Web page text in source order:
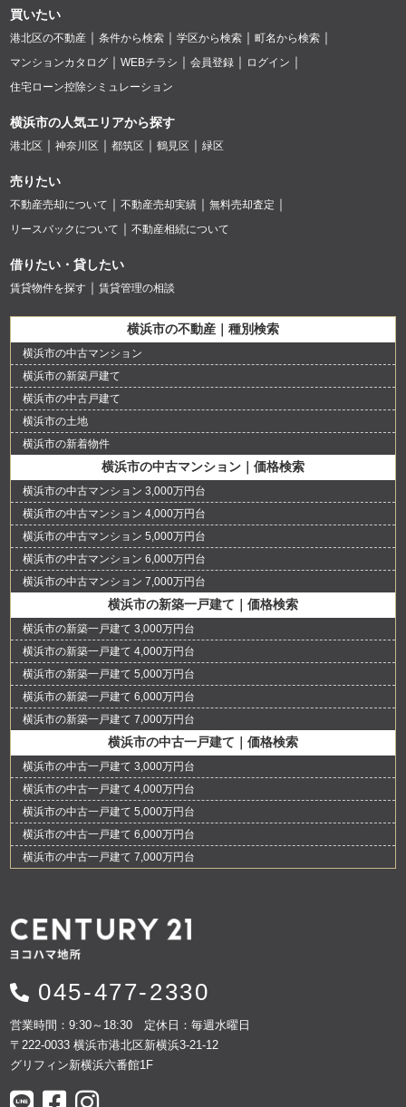
買いたい
港北区の不動産 条件から検索 学区から検索
町名から検索
マンションカタログ
WEBチラシ 会員登録
ログイン
住宅ローン控除シミュレーション
横浜市の人気エリアから探す
港北区 神奈川区 都筑区 鶴見区 緑区
売りたい
不動産売却について 不動産売却実績
無料売却査定
リースバックについて
不動産相続について
借りたい・貸したい
賃貸物件を探す 賃貸管理の相談
横浜市の不動産｜種別検索
横浜市の中古マンション
横浜市の新築戸建て
横浜市の中古戸建て
横浜市の土地
横浜市の新着物件
横浜市の中古マンション｜価格検索
横浜市の中古マンション 3,000万円台
横浜市の中古マンション 4,000万円台
横浜市の中古マンション 5,000万円台
横浜市の中古マンション 6,000万円台
横浜市の中古マンション 7,000万円台
横浜市の新築一戸建て｜価格検索
横浜市の新築一戸建て 3,000万円台
横浜市の新築一戸建て 4,000万円台
横浜市の新築一戸建て 5,000万円台
横浜市の新築一戸建て 6,000万円台
横浜市の新築一戸建て 7,000万円台
横浜市の中古一戸建て｜価格検索
横浜市の中古一戸建て 3,000万円台
横浜市の中古一戸建て 4,000万円台
横浜市の中古一戸建て 5,000万円台
横浜市の中古一戸建て 6,000万円台
横浜市の中古一戸建て 7,000万円台
045-477-2330
営業時間：9:30～18:30 定休日：毎週水曜日
〒222-0033 横浜市港北区新横浜3-21-12
グリフィン新横浜六番館1F